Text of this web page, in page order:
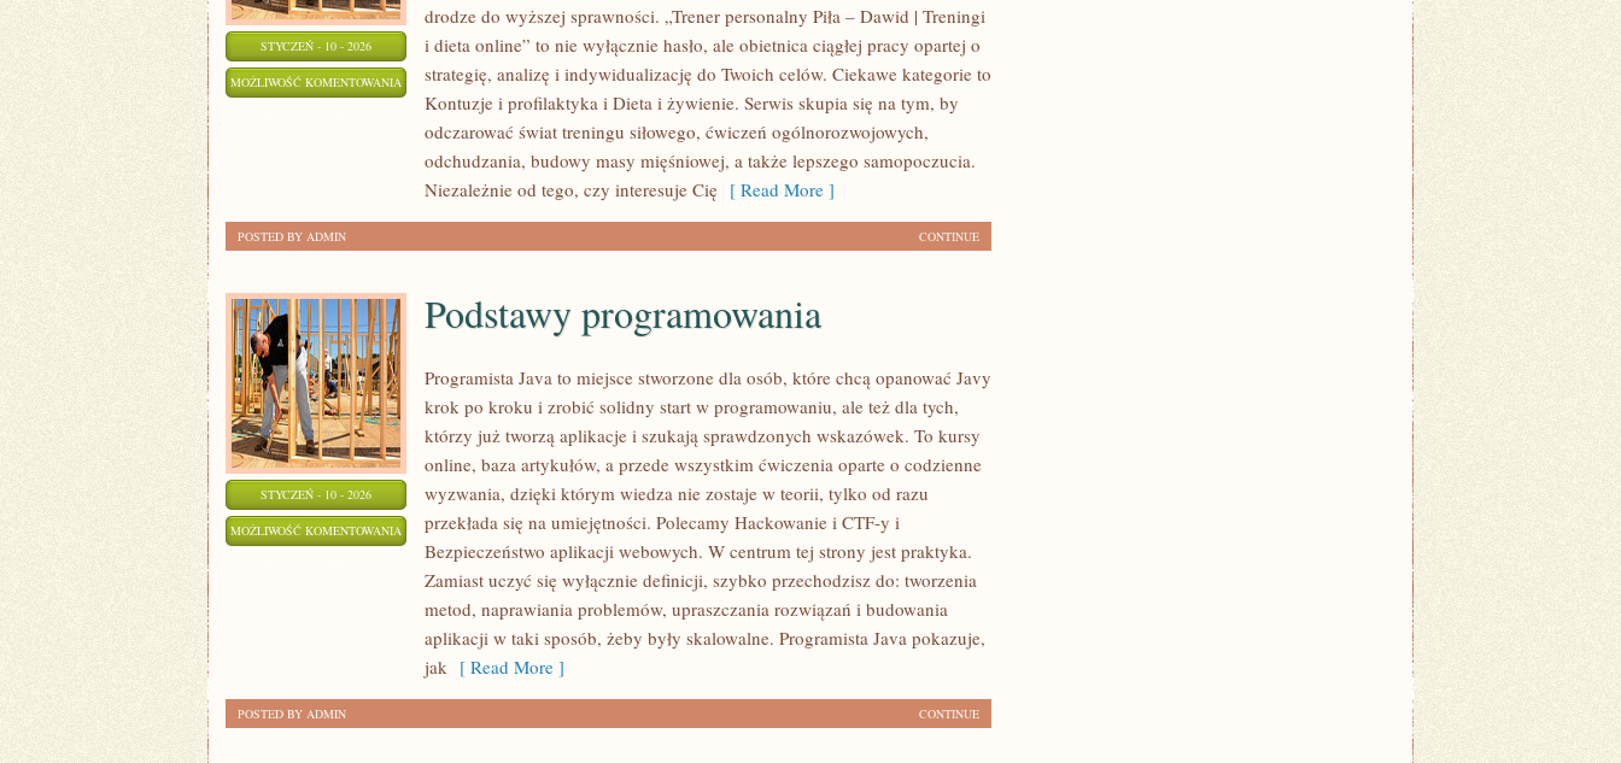
STYCZEŃ - 10 - 2026
MOŻLIWOŚĆ KOMENTOWANIA PORADY
POCZĄTKUJĄCYCH
drodze do wyższej sprawności. „Trener personalny Piła – Dawid | Treningi
i dieta online” to nie wyłącznie hasło, ale obietnica ciągłej pracy opartej o
strategię, analizę i indywidualizację do Twoich celów. Ciekawe kategorie to
Kontuzje i profilaktyka i Dieta i żywienie. Serwis skupia się na tym, by
odczarować świat treningu siłowego, ćwiczeń ogólnorozwojowych,
odchudzania, budowy masy mięśniowej, a także lepszego samopoczucia.
Niezależnie od tego, czy interesuje Cię [ Read More ]
CONTINUE
POSTED BY ADMIN
STYCZEŃ - 10 - 2026
MOŻLIWOŚĆ KOMENTOWANIA PODSTAWY
PROGRAMOWANIA
Podstawy programowania
Programista Java to miejsce stworzone dla osób, które chcą opanować Javy
krok po kroku i zrobić solidny start w programowaniu, ale też dla tych,
którzy już tworzą aplikacje i szukają sprawdzonych wskazówek. To kursy
online, baza artykułów, a przede wszystkim ćwiczenia oparte o codzienne
wyzwania, dzięki którym wiedza nie zostaje w teorii, tylko od razu
przekłada się na umiejętności. Polecamy Hackowanie i CTF-y i
Bezpieczeństwo aplikacji webowych. W centrum tej strony jest praktyka.
Zamiast uczyć się wyłącznie definicji, szybko przechodzisz do: tworzenia
metod, naprawiania problemów, upraszczania rozwiązań i budowania
aplikacji w taki sposób, żeby były skalowalne. Programista Java pokazuje,
jak [ Read More ]
CONTINUE
POSTED BY ADMIN